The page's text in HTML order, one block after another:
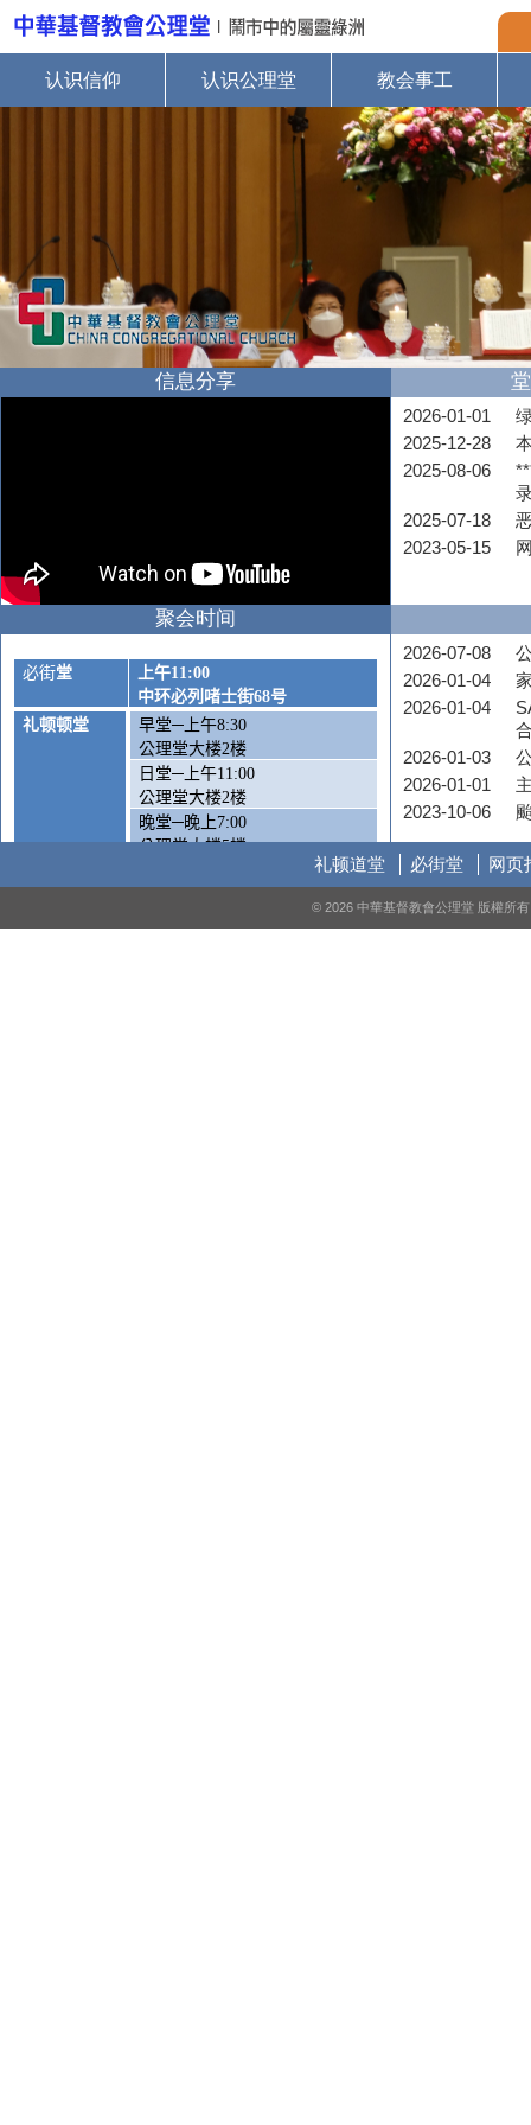
认识信仰 认识公理堂 教会事工
信息分享
2026-01-01
2025-12-28
2025-08-06
2025-07-18
2023-05-15
聚会时间
必街堂 上午11:00
中环必列啫士街68号
礼顿顿堂
早堂─上午8:30
公理堂大楼2楼
日堂─上午11:00
公理堂大楼2楼
晚堂─晚上7:00
公理堂大楼5楼
周六崇拜—下午5:00
2026-07-08
2026-01-04
2026-01-04
2026-01-03
2026-01-01
2023-10-06
礼顿道堂 必街堂 网页
© 2026 中華基督教會公理堂 版權所